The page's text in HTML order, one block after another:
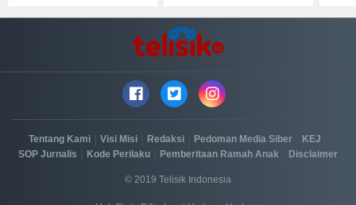
Tentang Kami Visi Misi Redaksi Pedoman Media Siber KEJ
SOP Jurnalis Kode Perilaku Pemberitaan Ramah Anak Disclaimer
© 2019 Telisik Indonesia